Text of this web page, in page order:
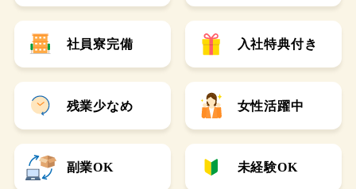
社員寮完備 入社特典付き
残業少なめ 女性活躍中
副業OK 未経験OK